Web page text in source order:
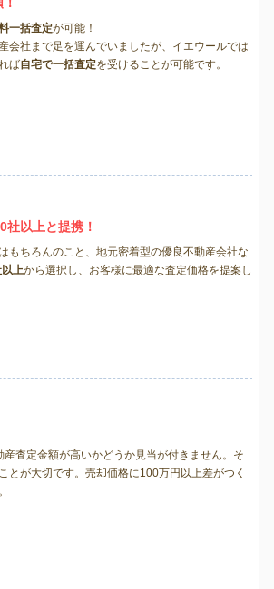
一括査定が可能！
会社まで足を運んでいましたが、イエウールでは
ば自宅で一括査定を受けることが可能です。
社以上と提携！
もちろんのこと、地元密着型の優良不動産会社な
上から選択し、お客様に最適な査定価格を提案し
査定金額が高いかどうか見当が付きません。そ
とが大切です。売却価格に100万円以上差がつく